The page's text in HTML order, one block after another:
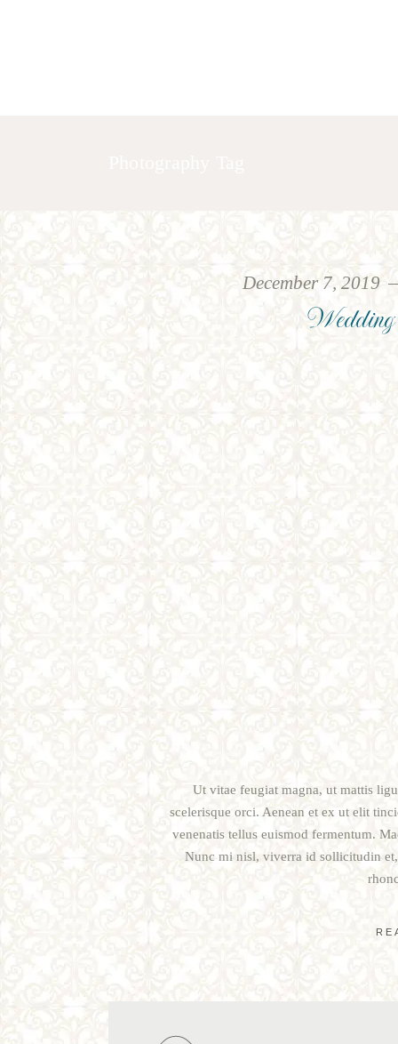
December 7, 2019
Ut vitae feugiat magna, ut mattis
scelerisque orci. Aenean et ex ut elit
venenatis tellus euismod fermentum.
Nunc mi nisl, viverra id sollicitudin